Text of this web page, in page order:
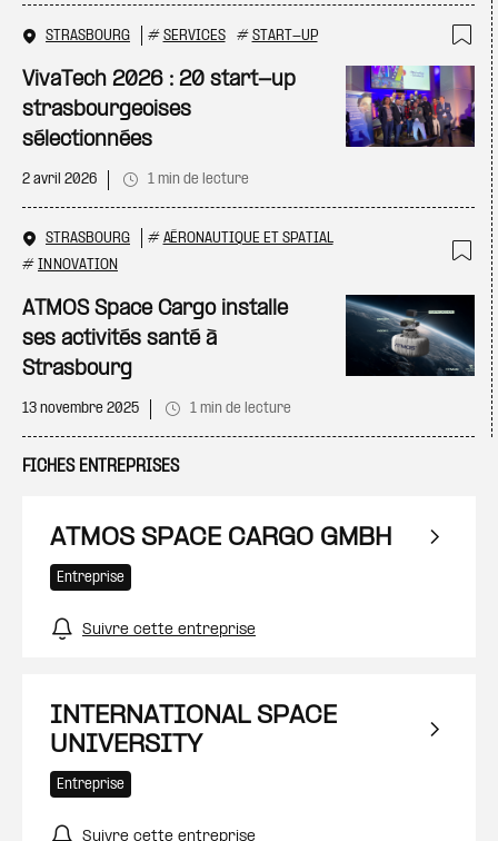
STRASBOURG # SERVICES # START-UP
VivaTech 2026 : 20 start-up
strasbourgeoises
sélectionnées
2 avril 2026 1 min de lecture
STRASBOURG # AÉRONAUTIQUE ET SPATIAL
# INNOVATION
ATMOS Space Cargo installe
ses activités santé à
Strasbourg
13 novembre 2025 1 min de lecture
FICHES ENTREPRISES
ATMOS SPACE CARGO GMBH
Entreprise
Suivre cette entreprise
INTERNATIONAL SPACE
UNIVERSITY
Entreprise
Suivre cette entreprise